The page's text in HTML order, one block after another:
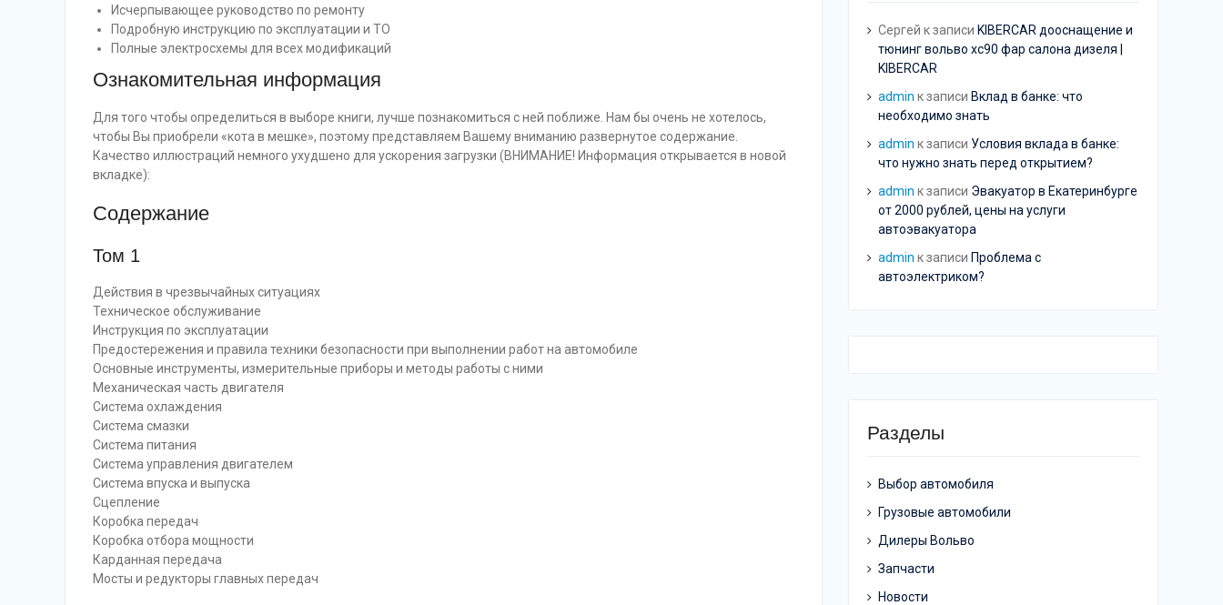
Исчерпывающее руководство по ремонту
Подробную инструкцию по эксплуатации и ТО
Полные электросхемы для всех модификаций
Ознакомительная информация
Для того чтобы определиться в выборе книги, лучше познакомиться с ней поближе. Нам бы очень не хотелось,
чтобы Вы приобрели «кота в мешке», поэтому представляем Вашему вниманию развернутое содержание.
Качество иллюстраций немного ухудшено для ускорения загрузки (ВНИМАНИЕ! Информация открывается в новой
вкладке):
Содержание
Том 1
Действия в чрезвычайных ситуациях
Техническое обслуживание
Инструкция по эксплуатации
Предостережения и правила техники безопасности при выполнении работ на автомобиле
Основные инструменты, измерительные приборы и методы работы с ними
Механическая часть двигателя
Система охлаждения
Система смазки
Система питания
Система управления двигателем
Система впуска и выпуска
Сцепление
Коробка передач
Коробка отбора мощности
Карданная передача
Мосты и редукторы главных передач
Сергей к записи KIBERCAR дооснащение и
тюнинг вольво хс90 фар салона дизеля |
KIBERCAR
admin к записи Вклад в банке: что
необходимо знать
admin к записи Условия вклада в банке:
что нужно знать перед открытием?
admin к записи Эвакуатор в Екатеринбурге
от 2000 рублей, цены на услуги
автоэвакуатора
admin к записи Проблема с
автоэлектриком?
Разделы
Выбор автомобиля
Грузовые автомобили
Дилеры Вольво
Запчасти
Новости